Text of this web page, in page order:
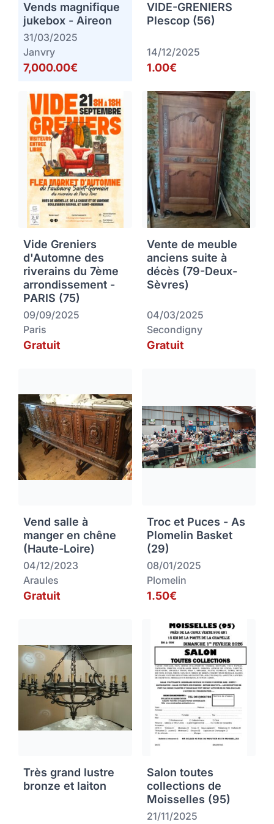
Vends magnifique
jukebox - Aireon
31/03/2025
Janvry
7,000.00€
VIDE-GRENIERS
Plescop (56)
14/12/2025
1.00€
Vide Greniers
d'Automne des
riverains du 7ème
arrondissement -
PARIS (75)
09/09/2025
Paris
Gratuit
Vente de meuble
anciens suite à
décès (79-Deux-
Sèvres)
04/03/2025
Secondigny
Gratuit
Vend salle à
manger en chêne
(Haute-Loire)
04/12/2023
Araules
Gratuit
Troc et Puces - As
Plomelin Basket
(29)
08/01/2025
Plomelin
1.50€
Très grand lustre
bronze et laiton
Salon toutes
collections de
Moisselles (95)
21/11/2025